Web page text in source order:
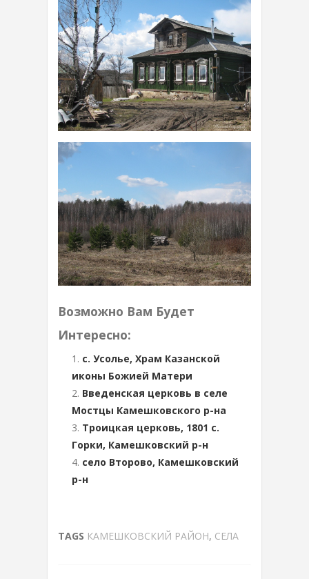
Возможно Вам Будет
Интересно:
с. Усолье, Храм Казанской
иконы Божией Матери
Введенская церковь в селе
Мостцы Камешковского р-на
Троицкая церковь, 1801 с.
Горки, Камешковский р-н
село Второво, Камешковский
р-н
TAGS КАМЕШКОВСКИЙ РАЙОН, СЕЛА